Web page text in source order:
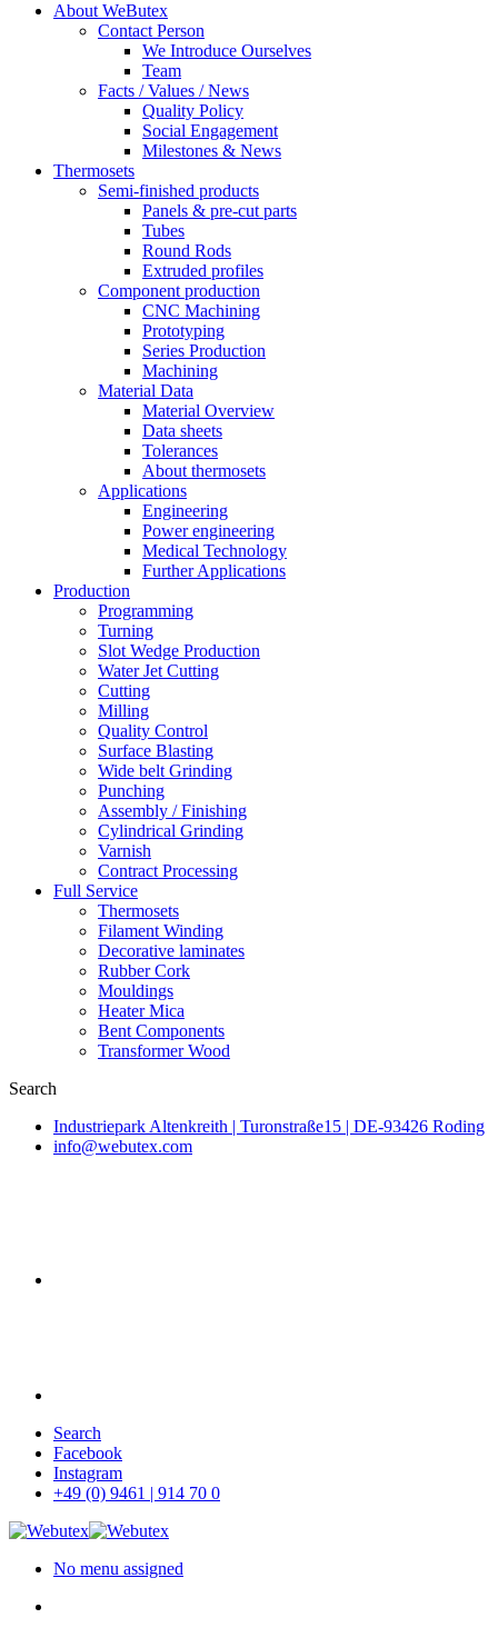
About WeButex
Contact Person
We Introduce Ourselves
Team
Facts / Values / News
Quality Policy
Social Engagement
Milestones & News
Thermosets
Semi-finished products
Panels & pre-cut parts
Tubes
Round Rods
Extruded profiles
Component production
CNC Machining
Prototyping
Series Production
Machining
Material Data
Material Overview
Data sheets
Tolerances
About thermosets
Applications
Engineering
Power engineering
Medical Technology
Further Applications
Production
Programming
Turning
Slot Wedge Production
Water Jet Cutting
Cutting
Milling
Quality Control
Surface Blasting
Wide belt Grinding
Punching
Assembly / Finishing
Cylindrical Grinding
Varnish
Contract Processing
Full Service
Thermosets
Filament Winding
Decorative laminates
Rubber Cork
Mouldings
Heater Mica
Bent Components
Transformer Wood
Search
Industriepark Altenkreith | Turonstraße15 | DE-93426 Roding
info@webutex.com
Skip
main
content
Search
Facebook
Instagram
+49 (0) 9461 | 914 70 0
No menu assigned